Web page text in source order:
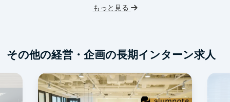
英語力を活かせる 事業立案
未経験OK IT業界 ゲーム業界
スタートアップ 土日勤務可
フレックス勤務 服装髪型自由
もっと見る
その他の経営・企画の長期インターン求人